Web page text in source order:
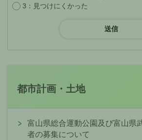
3：見つけにくかった
都市計画・土地
富山県総合運動公園及び富山県
者の募集について